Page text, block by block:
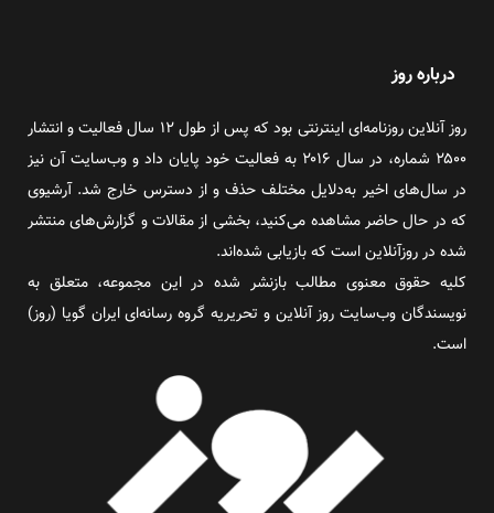
درباره روز
روز آنلاین روزنامه‌ای اینترنتی بود که پس از طول ۱۲ سال فعالیت و انتشار
۲۵۰۰ شماره، در سال ۲۰۱۶ به فعالیت خود پایان داد و وب‌سایت آن نیز
در سال‌های اخیر به‌دلایل مختلف حذف و از دسترس خارج شد. آرشیوی
که در حال حاضر مشاهده می‌کنید، بخشی از مقالات و گزارش‌های منتشر
شده در روزآنلاین است که بازیابی شده‌اند.
کلیه حقوق معنوی مطالب بازنشر شده در این مجموعه، متعلق به
نویسندگان وب‌سایت روز آنلاین و تحریریه گروه رسانه‌ای ایران گویا (روز)
است.